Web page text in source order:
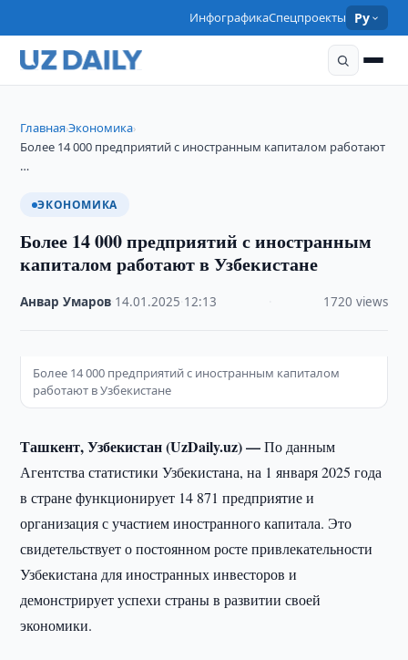
ИнфографикаСпецпроекты Ру
Главная›Экономика›
Более 14 000 предприятий с иностранным капиталом работают
…
ЭКОНОМИКА
Более 14 000 предприятий с иностранным
капиталом работают в Узбекистане
Анвар Умаров 14.01.2025 12:13 1720 views
Более 14 000 предприятий с иностранным капиталом
работают в Узбекистане
Ташкент, Узбекистан (UzDaily.uz) —По данным
Агентства статистики Узбекистана, на 1 января 2025 года
в стране функционирует 14 871 предприятие и
организация с участием иностранного капитала. Это
свидетельствует о постоянном росте привлекательности
Узбекистана для иностранных инвесторов и
демонстрирует успехи страны в развитии своей
экономики.